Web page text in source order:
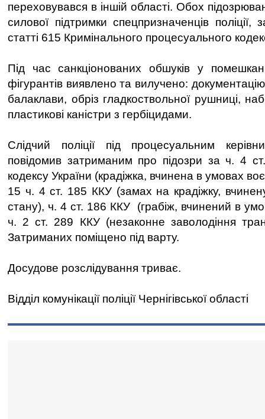
переховувався в іншій області. Обох
силової підтримки спецпризначенців
статті 615 Кримінального процесуального
Під час санкціонованих обшуків у
фігурантів виявлено та вилучено:
балаклави, обріз гладкоствольної рушниці,
пластикові каністри з гербіцидами.
Слідчий поліції під процесуальним
повідомив затриманим про підозри за ч. 4
кодексу України (крадіжка, вчинена в умовах
15 ч. 4 ст. 185 ККУ (замах на крадіжку,
стану), ч. 4 ст. 186 ККУ (грабіж, вчинений в
ч. 2 ст. 289 ККУ (незаконне заволодіння
Затриманих поміщено під варту.
Досудове розслідування триває.
Відділ комунікації поліції Чернігівської області